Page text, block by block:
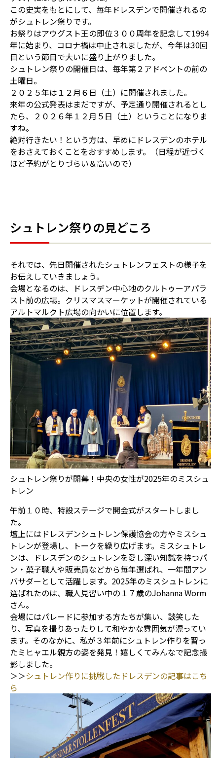
この史実をもとにして、毎年ドレスデンで開催されるの
がシュトレン祭りです。
お祭りはアウグスト王の即位３００周年を記念して1994
年に始まり、コロナ禍は中止されましたが、今年は30回
目という節目で大いに盛り上がりました。
シュトレン祭りの開催日は、毎年第２アドベントの前の
土曜日。
２０２５年は１２月６日（土）に開催されました。
来年の公式発表はまだですが、予定通り開催されるとし
たら、２０２６年１２月５日（土）ということになりま
すね。
絶対行きたい！という方は、早めにドレスデンのホテル
をおさえておくことをおすすめします。（日程が近づく
ほど予約がとりづらい＆高いので）
シュトレン祭りの見どころ
それでは、先日開催されたシュトレンフェストの様子を
お伝えしていきましょう。
会場となるのは、ドレスデン中心地のクルトゥーアパラ
スト前の広場。クリスマスマーケットが開催されている
アルトマルクト広場の向かいに位置します。
シュトレン祭りが開幕！中央の女性が2025年のミスシュ
トレン
午前１０時、特設ステージで開会式がスタートしまし
た。
壇上にはドレスデンシュトレン保護協会の方やミスシュ
トレンが登場し、トークを繰り広げます。ミスシュトレ
ンは、ドレスデンのシュトレンを愛し深い知識を持つパ
ン・菓子職人や販売員などから毎年選ばれ、一年間アン
バサダーとして活躍します。2025年のミスシュトレンに
選ばれたのは、職人見習い中の１７歳のJohanna Worm
さん。
会場にはパレードに参加する方たちが集い、談笑した
り、写真を撮りあったりして和やかな雰囲気が漂ってい
ます。そのなかに、私が３年前にシュトレン作りを習っ
たミヒャエル親方の姿を発見！嬉しくてみんなで記念撮
影しました。
＞＞シュトレン作りに挑戦したドレスデンの記事はこち
ら